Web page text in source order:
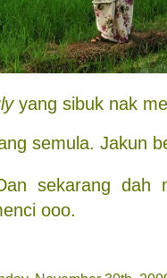
yang sibuk nak
semula. Jakun
sekarang dah
ooo.